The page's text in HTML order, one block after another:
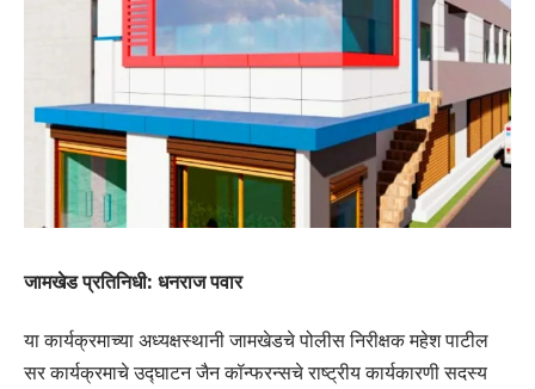
जामखेड प्रतिनिधी: धनराज पवार
या कार्यक्रमाच्या अध्यक्षस्थानी जामखेडचे पोलीस निरीक्षक महेश पाटील
सर कार्यक्रमाचे उद्घाटन जैन कॉन्फरन्सचे राष्ट्रीय कार्यकारणी सदस्य